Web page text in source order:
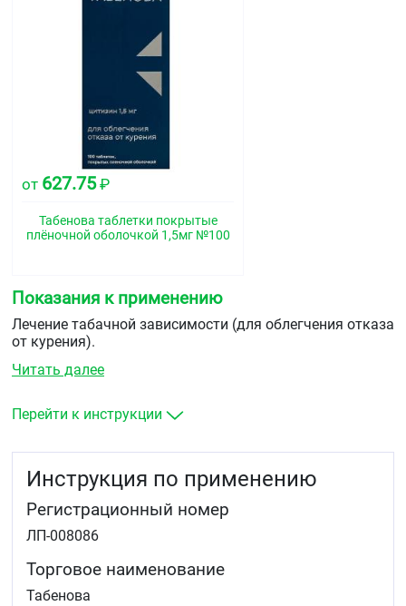
от 627.75₽
Табенова таблетки покрытые
плёночной оболочкой 1,5мг №100
Показания к применению
Лечение табачной зависимости (для облегчения отказа
от курения).
Физическая и психологическая зависимость
заболевания, которое приводит к неспособности
воздержания от курения, даже при понимании его
Читать далее
Перейти к инструкции
Инструкция по применению
Регистрационный номер
ЛП-008086
Торговое наименование
Табенова